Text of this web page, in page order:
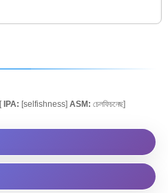
[IPA: [selfishness] ASM: চেলফিচনেছ]